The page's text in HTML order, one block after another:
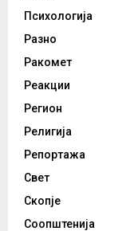
Психологија
Разно
Ракомет
Реакции
Регион
Религија
Репортажа
Свет
Скопје
Соопштенија